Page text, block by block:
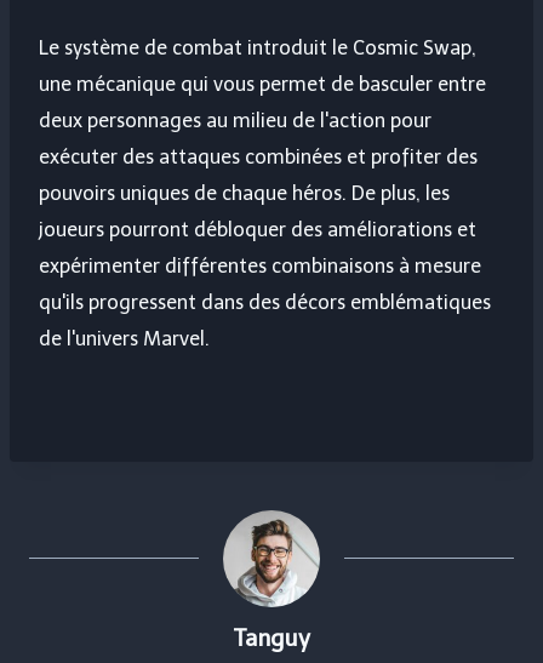
Le système de combat introduit le Cosmic Swap,
une mécanique qui vous permet de basculer entre
deux personnages au milieu de l'action pour
exécuter des attaques combinées et profiter des
pouvoirs uniques de chaque héros. De plus, les
joueurs pourront débloquer des améliorations et
expérimenter différentes combinaisons à mesure
qu'ils progressent dans des décors emblématiques
de l'univers Marvel.
Tanguy